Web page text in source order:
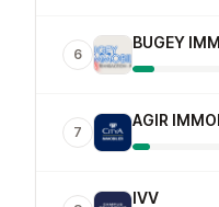
6
BUGEY
7
AGIR
IVV